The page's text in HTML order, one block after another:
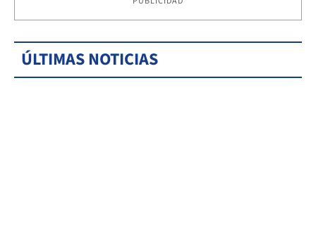
ÚLTIMAS NOTICIAS